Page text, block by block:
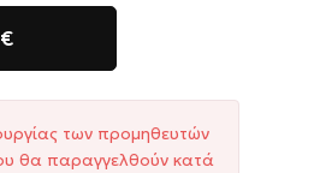
των προμηθευτών
θα παραγγελθούν κατά